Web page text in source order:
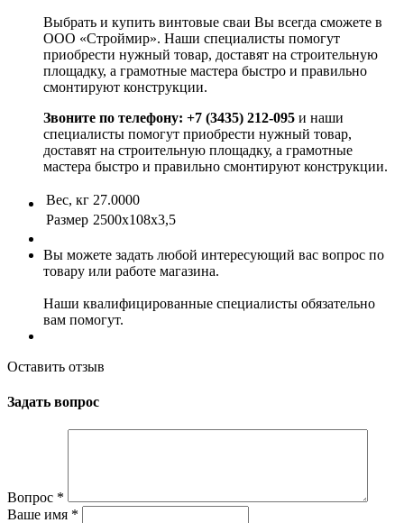
Выбрать и купить винтовые сваи Вы всегда сможете в
ООО «Строймир». Наши специалисты помогут
приобрести нужный товар, доставят на строительную
площадку, а грамотные мастера быстро и правильно
смонтируют конструкции.
Звоните по телефону: +7 (3435) 212-095 и наши
специалисты помогут приобрести нужный товар,
доставят на строительную площадку, а грамотные
мастера быстро и правильно смонтируют конструкции.
Вес, кг 27.0000
Размер 2500х108х3,5
Вы можете задать любой интересующий вас вопрос по
товару или работе магазина.
Наши квалифицированные специалисты обязательно
вам помогут.
Оставить отзыв
Задать вопрос
Вопрос *
Ваше имя *